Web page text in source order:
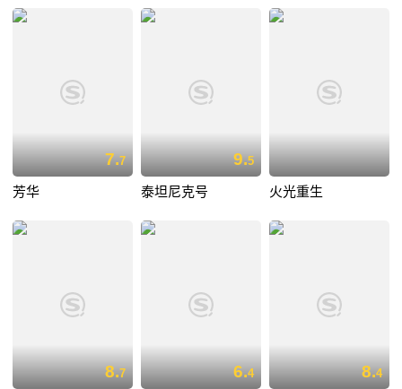
7.7
芳华
9.5
泰坦尼克号 火光重生
8.7 6.4 8.4